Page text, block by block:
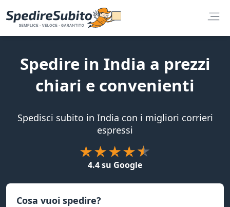
Spedire in India a prezzi
chiari e convenienti
Spedisci subito in India con i migliori corrieri
espressi
4.4 su Google
Cosa vuoi spedire?